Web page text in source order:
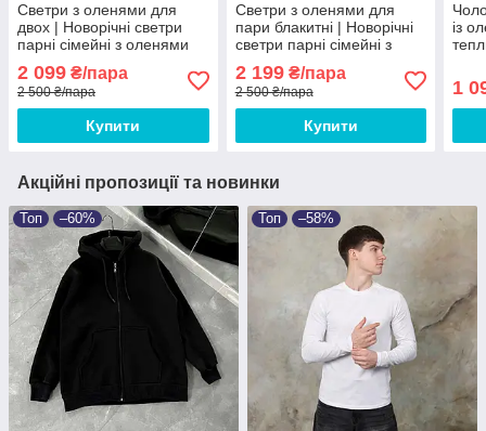
Светри з оленями для
двох | Новорічні светри
парні сімейні з оленями
ЛЮКС якості
2 099 ₴/пара
2 500 ₴/пара
Купити
Светри з оленями для
пари блакитні | Новорічні
светри парні сімейні з
оленями CR-12830
2 199₴/пара
2 500 ₴/пара
Купити
із
1
Акційні пропозиції та новинки
Топ –60% Топ –58%